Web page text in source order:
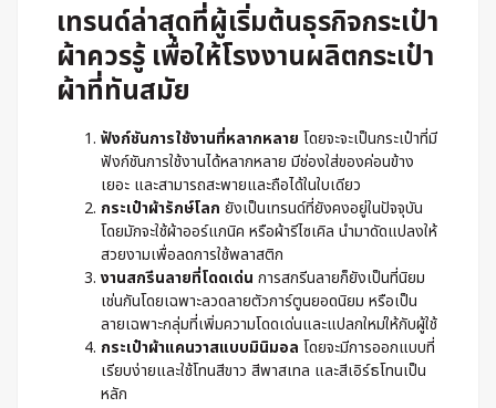
เทรนด์ล่าสุดที่ผู้เริ่มต้นธุรกิจกระเป๋า
ผ้าควรรู้ เพื่อให้โรงงานผลิตกระเป๋า
ผ้าที่ทันสมัย
ฟังก์ชันการใช้งานที่หลากหลาย โดยจะจะเป็นกระเป๋าที่มี
ฟังก์ชันการใช้งานได้หลากหลาย มีช่องใส่ของค่อนข้าง
เยอะ และสามารถสะพายและถือได้ในใบเดียว
กระเป๋าผ้ารักษ์โลก ยังเป็นเทรนด์ที่ยังคงอยู่ในปัจจุบัน
โดยมักจะใช้ผ้าออร์แกนิค หรือผ้ารีไซเคิล นำมาดัดแปลงให้
สวยงามเพื่อลดการใช้พลาสติก
งานสกรีนลายที่โดดเด่น การสกรีนลายก็ยังเป็นที่นิยม
เช่นกันโดยเฉพาะลวดลายตัวการ์ตูนยอดนิยม หรือเป็น
ลายเฉพาะกลุ่มที่เพิ่มความโดดเด่นและแปลกใหม่ให้กับผู้ใช้
กระเป๋าผ้าแคนวาสแบบมินิมอล โดยจะมีการออกแบบที่
เรียบง่ายและใช้โทนสีขาว สีพาสเทล และสีเอิร์ธโทนเป็น
หลัก